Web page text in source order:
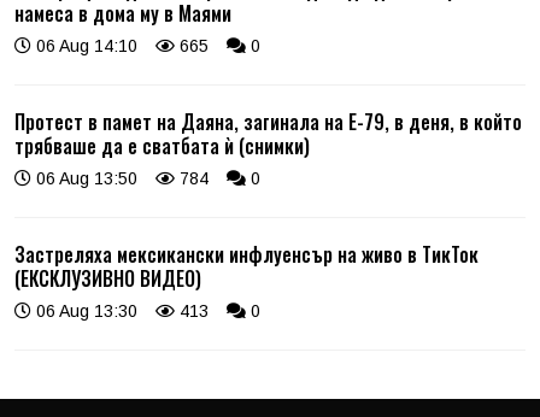
намеса в дома му в Маями
06 Aug 14:10 665 0
Протест в памет на Даяна, загинала на Е-79, в деня, в който
трябваше да е сватбата ѝ (снимки)
06 Aug 13:50 784 0
Застреляха мексикански инфлуенсър на живо в ТикТок
(ЕКСКЛУЗИВНО ВИДЕО)
06 Aug 13:30 413 0